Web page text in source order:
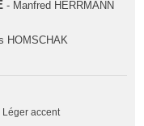
- Manfred HERRMANN
HOMSCHAK
accent